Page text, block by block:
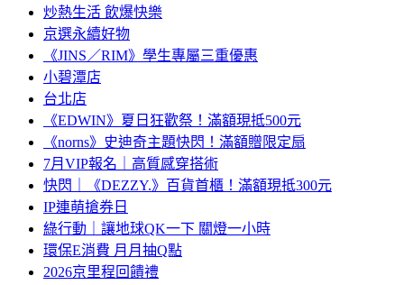
炒熱生活 飲爆快樂
京選永續好物
《JINS／RIM》學生專屬三重優惠
小碧潭店
台北店
《EDWIN》夏日狂歡祭！滿額現抵500元
《norns》史迪奇主題快閃！滿額贈限定扇
7月VIP報名｜高質感穿搭術
快閃｜《DEZZY.》百貨首櫃！滿額現抵300元
IP連萌搶券日
綠行動｜讓地球QK一下 關燈一小時
環保E消費 月月抽Q點
2026京里程回饋禮